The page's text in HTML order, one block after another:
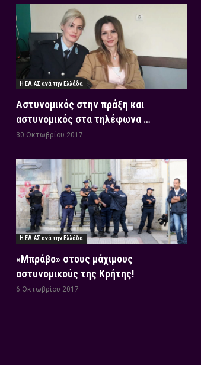
Η ΕΛ.ΑΣ ανά την Ελλάδα
Αστυνομικός στην πράξη και
αστυνομικός στα τηλέφωνα …
30 Οκτωβρίου 2017
Η ΕΛ.ΑΣ ανά την Ελλάδα
«Μπράβο» στους μάχιμους
αστυνομικούς της Κρήτης!
6 Οκτωβρίου 2017